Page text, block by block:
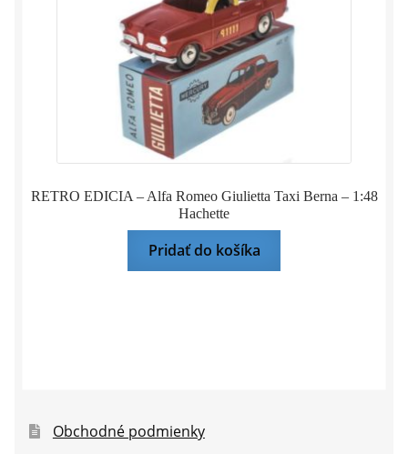
RETRO EDICIA – Alfa Romeo Giulietta Taxi Berna – 1:48
Hachette
Pridať do košíka
Obchodné podmienky